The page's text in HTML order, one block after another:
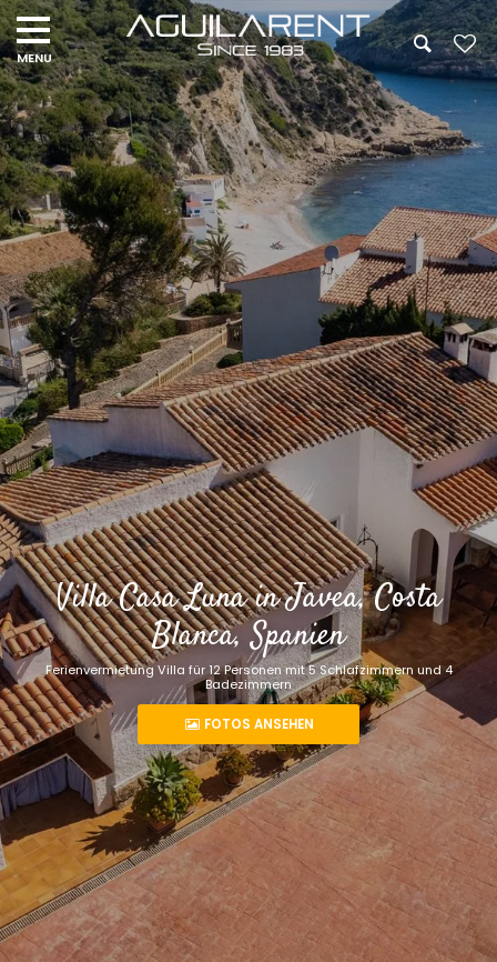
Villa Casa Luna in Javea, Costa
Blanca, Spanien
Ferienvermietung Villa für 12 Personen mit 5 Schlafzimmern und 4
Badezimmern
FOTOS ANSEHEN